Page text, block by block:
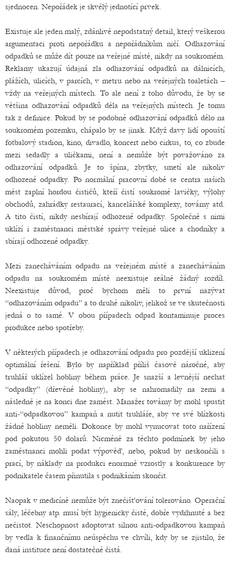
sjednocen. Nepořádek je skvělý jednotící prvek.
Existuje ale jeden malý, zdánlivě nepodstatný detail, který veškerou
argumentaci proti nepořádku a nepořádníkům ničí. Odhazování
odpadků se může dít pouze na veřejné místě, nikdy na soukromém.
Reklamy ukazují údajná zla odhazování odpadků na dálnicích,
plážích, ulicích, v parcích, v metru nebo na veřejných toaletách –
vždy na veřejných místech. To ale není z toho důvodu, že by se
většina odhazování odpadků děla na veřejných místech. Je tomu
tak z definice. Pokud by se podobné odhazování odpadků dělo na
soukromém pozemku, chápalo by se jinak. Když davy lidí opouští
fotbalový stadion, kino, divadlo, koncert nebo cirkus, to, co zbude
mezi sedadly a uličkami, není a nemůže být považováno za
odhazování odpadků. Je to špína, zbytky, smetí ale nikoliv
odhozené odpadky. Po normální pracovní době se centra našich
měst zaplní hordou čističů, kteří čistí soukromé lavičky, výlohy
obchodů, zahrádky restaurací, kancelářské komplexy, továrny atd.
A tito čistí, nikdy nesbírají odhozené odpadky. Společně s nimi
uklízí i zaměstnanci městské správy veřejné ulice a chodníky a
sbírají odhozené odpadky.
Mezi zanecháváním odpadu na veřejném místě a zanecháváním
odpadu na soukromém místě neexistuje reálně žádný rozdíl.
Neexistuje důvod, proč bychom měli to první nazývat
“odhazováním odpadu” a to druhé nikoliv, jelikož se ve skutečnosti
jedná o to samé. V obou případech odpad kontaminuje proces
produkce nebo spotřeby.
V některých případech je odhazování odpadu pro pozdější uklizení
optimální řešení. Bylo by například příliš časově náročné, aby
truhlář uklízel hobliny během práce. Je snazší a levnější nechat
“odpadky” (dřevěné hobliny), aby se nahromadily na zemi a
následně je na konci dne zamést. Manažer továrny by mohl spustit
anti-“odpadkovou” kampaň a nutit truhláře, aby ve své blízkosti
žádné hobliny neměli. Dokonce by mohl vynucovat toto nařízení
pod pokutou 50 dolarů. Nicméně za těchto podmínek by jeho
zaměstnanci mohli podat výpověď, nebo, pokud by neskončili s
prací, by náklady na produkci enormně vzrostly a konkurence by
podnikatele časem přinutila s podnikáním skončit.
Naopak v medicíně nemůže být znečišťování tolerováno. Operační
sály, léčebny atp. musí být hygienicky čisté, dobře vydrhnuté a bez
nečistot. Neschopnost adoptovat silnou anti-odpadkovou kampaň
by vedla k finančnímu neúspěchu ve chvíli, kdy by se zjistilo, že
daná instituce není dostatečně čistá.